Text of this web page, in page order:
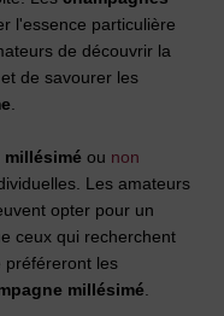
l'essence particulière
de découvrir la
de savourer les
millésimé ou non
Les amateurs
opter pour un
ceux qui recherchent
préféreront les
millésimé